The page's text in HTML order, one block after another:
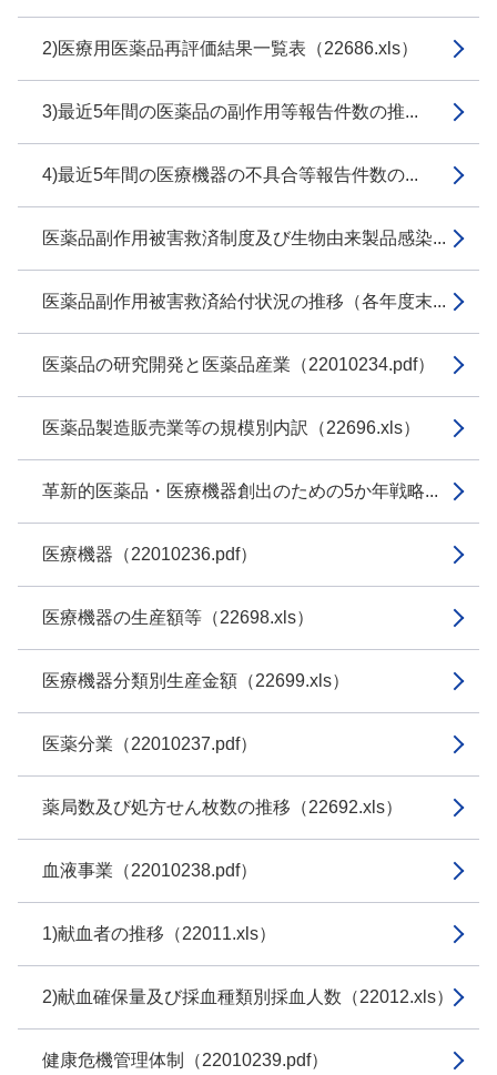
2)医療用医薬品再評価結果一覧表（22686.xls）
3)最近5年間の医薬品の副作用等報告件数の推...
4)最近5年間の医療機器の不具合等報告件数の...
医薬品副作用被害救済制度及び生物由来製品感染...
医薬品副作用被害救済給付状況の推移（各年度末...
医薬品の研究開発と医薬品産業（22010234.pdf）
医薬品製造販売業等の規模別内訳（22696.xls）
革新的医薬品・医療機器創出のための5か年戦略...
医療機器（22010236.pdf）
医療機器の生産額等（22698.xls）
医療機器分類別生産金額（22699.xls）
医薬分業（22010237.pdf）
薬局数及び処方せん枚数の推移（22692.xls）
血液事業（22010238.pdf）
1)献血者の推移（22011.xls）
2)献血確保量及び採血種類別採血人数（22012.xls）
健康危機管理体制（22010239.pdf）